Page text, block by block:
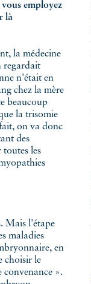
vous employez
là
la médecine
regardait
n'était en
la mère
en
convenance ».